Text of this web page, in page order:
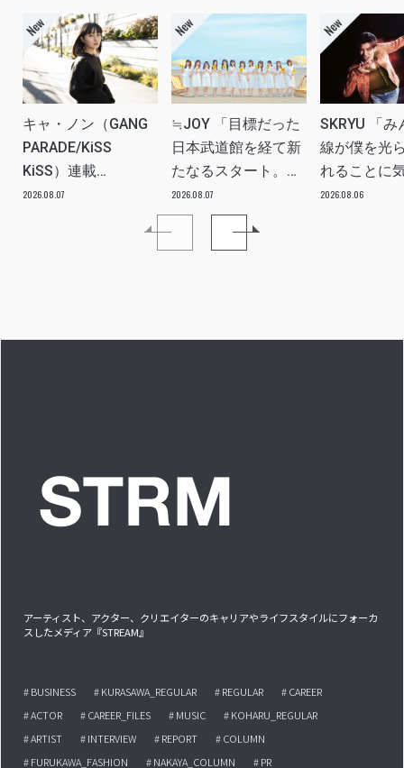
キャ・ノン（GANG
PARADE/KiSS
KiSS）連載
vol.113「読者からの
質問”のんちゃんはラ
2026.08.07
≒JOY 「目標だった
日本武道館を経て新
たなるスタート。
≒JOYにしかない魅
力を磨いていきた
2026.08.07
SKRYU 「み
線が僕を光
れることに
た」
2026.08.06
アーティスト、アクター、クリエイターのキャリアやライフスタイルにフォーカ
スしたメディア『STREAM』
# BUSINESS # KURASAWA_REGULAR # REGULAR
# CAREER
# ACTOR
# CAREER_FILES # MUSIC
# KOHARU_REGULAR
# ARTIST
# INTERVIEW # REPORT
# COLUMN
# FURUKAWA_FASHION
# NAKAYA_COLUMN # PR